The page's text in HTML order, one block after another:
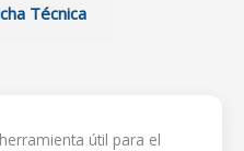
Técnica
útil para el